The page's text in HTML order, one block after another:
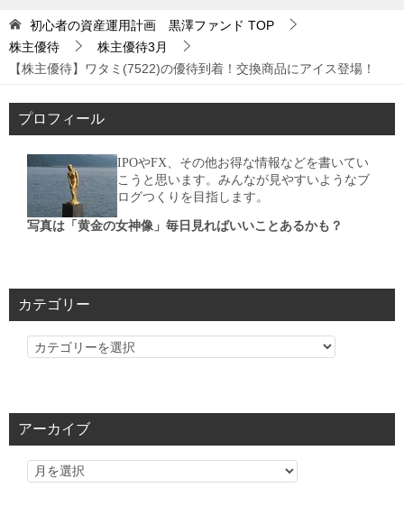
初心者の資産運用計画 黒澤ファンド TOP
株主優待
株主優待3月
【株主優待】ワタミ(7522)の優待到着！交換商品にアイス登場！
プロフィール
IPOやFX、その他お得な情報などを書いてい
こうと思います。みんなが見やすいようなブ
ログつくりを目指します。
写真は「黄金の女神像」毎日見ればいいことあるかも？
カテゴリー
カ
リ
アーカイブ